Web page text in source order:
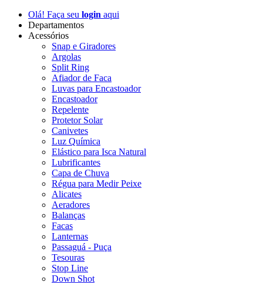
Olá! Faça seu login aqui
Departamentos
Acessórios
Snap e Giradores
Argolas
Split Ring
Afiador de Faca
Luvas para Encastoador
Encastoador
Repelente
Protetor Solar
Canivetes
Luz Química
Elástico para Isca Natural
Lubrificantes
Capa de Chuva
Régua para Medir Peixe
Alicates
Aeradores
Balanças
Facas
Lanternas
Passaguá - Puça
Tesouras
Stop Line
Down Shot